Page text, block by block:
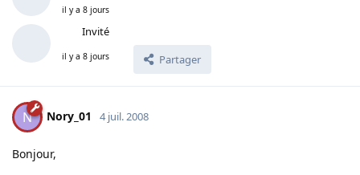
il y a 8 jours
Invité
il y a 8 jours Partager
N Nory_01 4 juil. 2008
Bonjour,